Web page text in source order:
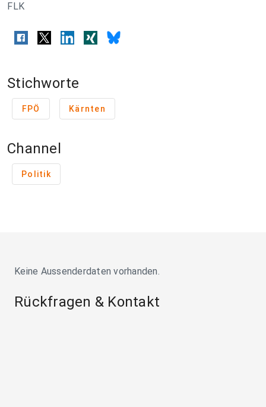
FLK
Stichworte
FPÖ Kärnten
Channel
Politik
Keine Aussenderdaten vorhanden.
Rückfragen & Kontakt